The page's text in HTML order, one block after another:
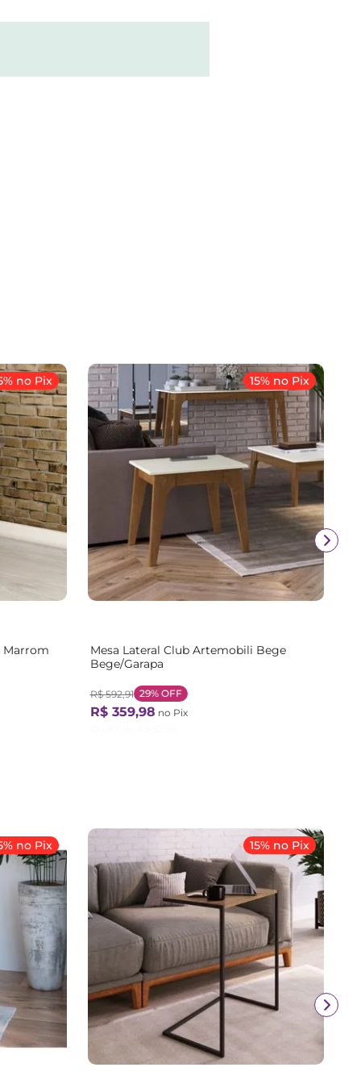
no Pix
Marrom
15% no Pix
Mesa Lateral Club Artemobili Bege
Bege/Garapa
R$ 592,91 29%OFF
R$ 359,98 no Pix
no Pix 15% no Pix